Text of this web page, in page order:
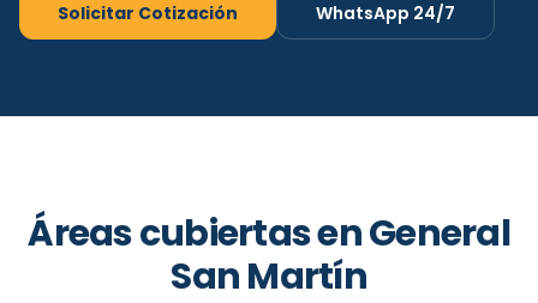
Solicitar Cotización WhatsApp 24/7
Áreas cubiertas enGeneral
San Martín